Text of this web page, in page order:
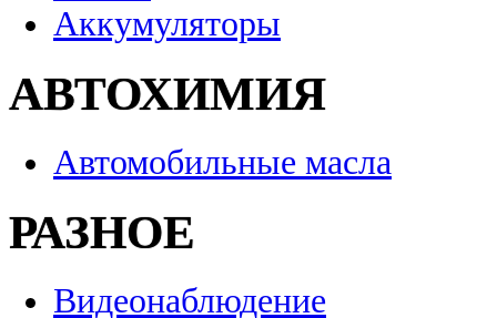
Аккумуляторы
АВТОХИМИЯ
Автомобильные масла
РАЗНОЕ
Видеонаблюдение